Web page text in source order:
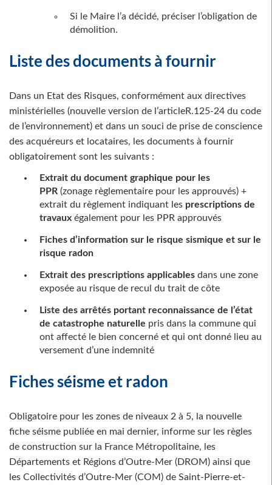
Si le Maire l’a décidé, préciser l’obligation de
démolition.
Liste des documents à fournir
Dans un Etat des Risques, conformément aux directives
ministérielles (nouvelle version de l’articleR.125-24 du code
de l’environnement) et dans un souci de prise de conscience
des acquéreurs et locataires, les documents à fournir
obligatoirement sont les suivants :
Extrait du document graphique pour les
PPR (zonage règlementaire pour les approuvés) +
extrait du règlement indiquant les prescriptions de
travaux également pour les PPR approuvés
Fiches d’information sur le risque sismique et sur le
risque radon
Extrait des prescriptions applicables dans une zone
exposée au risque de recul du trait de côte
Liste des arrêtés portant reconnaissance de l’état
de catastrophe naturelle pris dans la commune qui
ont affecté le bien concerné et qui ont donné lieu au
versement d’une indemnité
Fiches séisme et radon
Obligatoire pour les zones de niveaux 2 à 5, la nouvelle
fiche séisme publiée en mai dernier, informe sur les règles
de construction sur la France Métropolitaine, les
Départements et Régions d’Outre-Mer (DROM) ainsi que
les Collectivités d’Outre-Mer (COM) de Saint-Pierre-et-